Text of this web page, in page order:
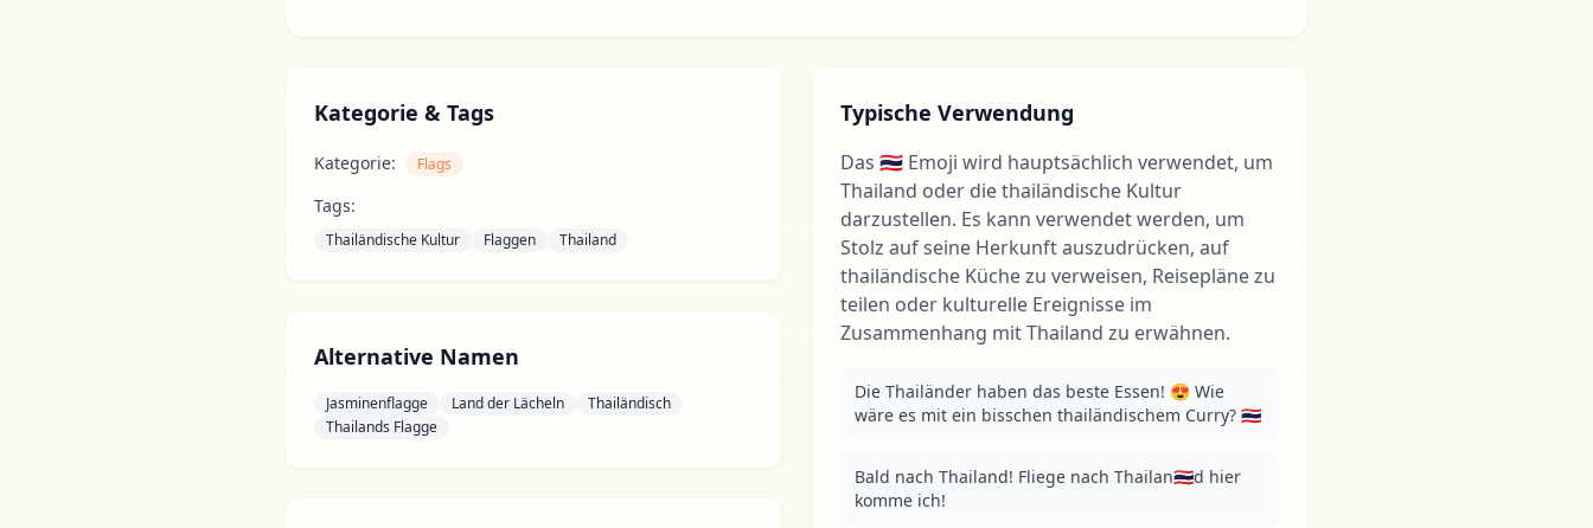
Kategorie & Tags
Kategorie: Flags
Tags:
Thailändische Kultur Flaggen Thailand
Alternative Namen
Jasminenflagge Land der Lächeln
Thailändisch
Thailands Flagge
Typische Verwendung
Das 🇹🇭 Emoji wird hauptsächlich verwendet, um
Thailand oder die thailändische Kultur
darzustellen. Es kann verwendet werden, um
Stolz auf seine Herkunft auszudrücken, auf
thailändische Küche zu verweisen, Reisepläne zu
teilen oder kulturelle Ereignisse im
Zusammenhang mit Thailand zu erwähnen.
Die Thailänder haben das beste Essen! 😍 Wie
wäre es mit ein bisschen thailändischem Curry? 🇹🇭
Bald nach Thailand! Fliege nach Thailan🇹🇭d hier
komme ich!